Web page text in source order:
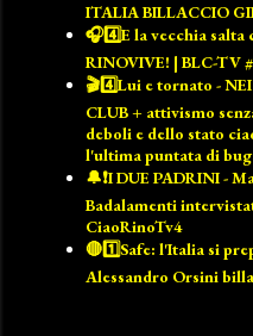
ITALIA BILLACCIO
🎧4️⃣E la vecchia salta
RINOVIVE! | BLC-TV
🎬4️⃣Lui e tornato -
CLUB + attivismo
deboli e dello stato
l'ultima puntata di
🔔❗️I DUE PADRINI -
Badalamenti
CiaoRinoTv4
🔴1️⃣Safe: l'Italia si
Alessandro Orsini